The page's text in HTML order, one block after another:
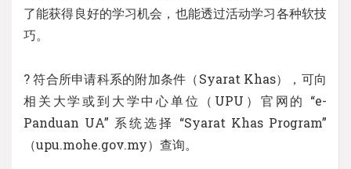
了能获得良好的学习机会，也能透过活动学习各种软技
巧。
? 符合所申请科系的附加条件（Syarat Khas），可向
相关大学或到大学中心单位（UPU）官网的 “e-
Panduan UA” 系统选择 “Syarat Khas Program”
（upu.mohe.gov.my）查询。